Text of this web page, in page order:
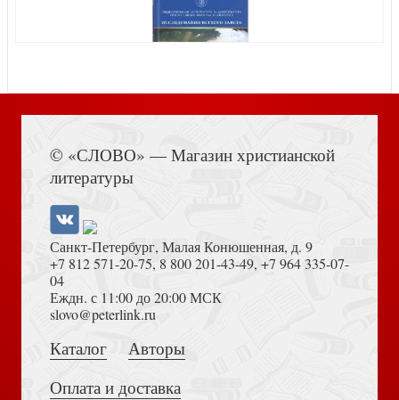
Носов Н. Иронические юморески. Кванты смеха
Хенидж Д. Наикратчайшая история Греции
Толкование на Апокалипсис (Тихоний Африканский)
© «СЛОВО» — Магазин христианской
литературы
Санкт-Петербург, Малая Конюшенная, д. 9
+7 812 571-20-75, 8 800 201-43-49, +7 964 335-07-
04
Еждн. с 11:00 до 20:00 МСК
slovo@peterlink.ru
Каталог
Авторы
Оплата и доставка